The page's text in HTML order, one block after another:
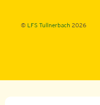
© LFS Tullnerbach 2026